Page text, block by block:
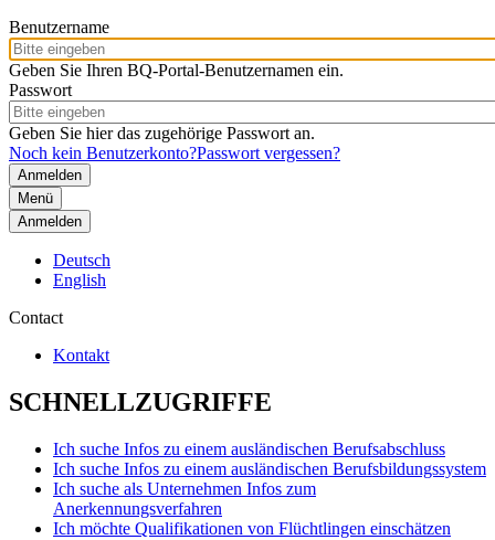
Benutzername
Geben Sie Ihren BQ-Portal-Benutzernamen ein.
Passwort
Geben Sie hier das zugehörige Passwort an.
Noch kein Benutzerkonto?Passwort vergessen?
Menü
Anmelden
Deutsch
English
Contact
Kontakt
SCHNELLZUGRIFFE
Ich suche Infos zu einem ausländischen Berufsabschluss
Ich suche Infos zu einem ausländischen Berufsbildungssystem
Ich suche als Unternehmen Infos zum
Anerkennungsverfahren
Ich möchte Qualifikationen von Flüchtlingen einschätzen